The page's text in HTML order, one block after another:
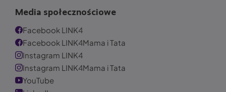
Media społecznościowe
Facebook LINK4
Facebook LINK4Mama i Tata
Instagram LINK4
Instagram LINK4Mama i Tata
YouTube